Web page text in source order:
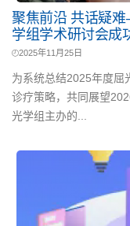
聚焦前沿 共话疑
学组学术研讨会成
2025年11月25日
为系统总结2025年度屈
诊疗策略，共同展望
光学组主办的...